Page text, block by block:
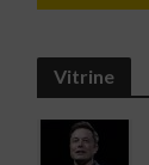
Vitrine